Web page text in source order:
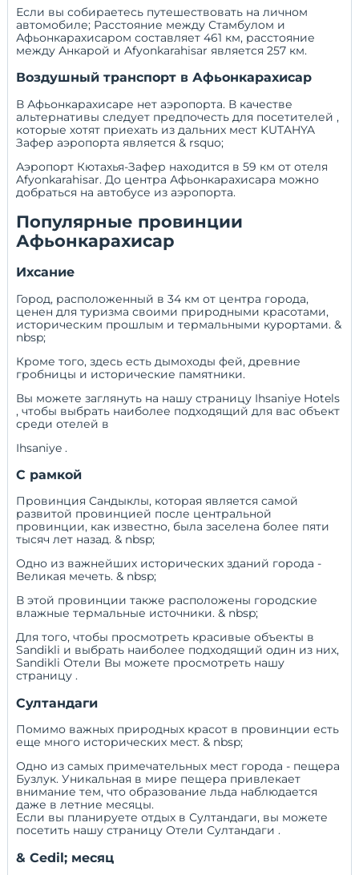
Если вы собираетесь путешествовать на личном
автомобиле; Расстояние между Стамбулом и
Афьонкарахисаром составляет 461 км, расстояние
между Анкарой и Afyonkarahisar является 257 км.
Воздушный транспорт в Афьонкарахисар
В Афьонкарахисаре нет аэропорта. В качестве
альтернативы следует предпочесть для посетителей ,
которые хотят приехать из дальних мест KUTAHYA
Зафер аэропорта является & rsquo;
Аэропорт Кютахья-Зафер находится в 59 км от отеля
Afyonkarahisar. До центра Афьонкарахисара можно
добраться на автобусе из аэропорта.
Популярные провинции
Афьонкарахисар
Ихсание
Город, расположенный в 34 км от центра города,
ценен для туризма своими природными красотами,
историческим прошлым и термальными курортами. &
nbsp;
Кроме того, здесь есть дымоходы фей, древние
гробницы и исторические памятники.
Вы можете заглянуть на нашу страницу Ihsaniye Hotels
, чтобы выбрать наиболее подходящий для вас объект
среди отелей в
Ihsaniye .
С рамкой
Провинция Сандыклы, которая является самой
развитой провинцией после центральной
провинции, как известно, была заселена более пяти
тысяч лет назад. & nbsp;
Одно из важнейших исторических зданий города -
Великая мечеть. & nbsp;
В этой провинции также расположены городские
влажные термальные источники. & nbsp;
Для того, чтобы просмотреть красивые объекты в
Sandikli и выбрать наиболее подходящий один из них,
Sandikli Отели Вы можете просмотреть нашу
страницу .
Султандаги
Помимо важных природных красот в провинции есть
еще много исторических мест. & nbsp;
Одно из самых примечательных мест города - пещера
Бузлук. Уникальная в мире пещера привлекает
внимание тем, что образование льда наблюдается
даже в летние месяцы.
Если вы планируете отдых в Султандаги, вы можете
посетить нашу страницуОтели Султандаги.
& Cedil; месяц